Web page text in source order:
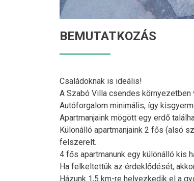
BEMUTATKOZÁS
Családoknak is ideális!
A Szabó Villa csendes
Autóforgalom minimális, így
Apartmanjaink mögött egy erdő
Különálló apartmanjaink 2 fős (alsó
felszerelt.
4 fős apartmanunk egy különálló kis
Ha felkeltettük az érdeklődését,
Házunk 1,5 km-re helyezkedik el a